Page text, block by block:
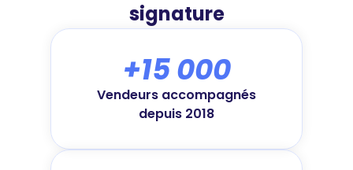
signature
+15 000
Vendeurs accompagnés
depuis 2018